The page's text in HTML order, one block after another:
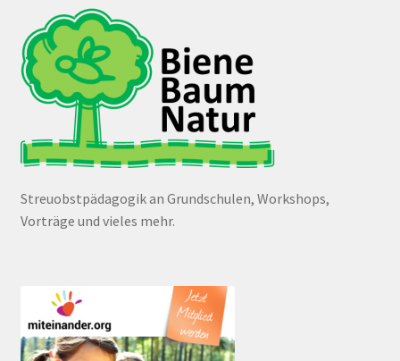
Streuobstpädagogik an Grundschulen, Workshops,
Vorträge und vieles mehr.